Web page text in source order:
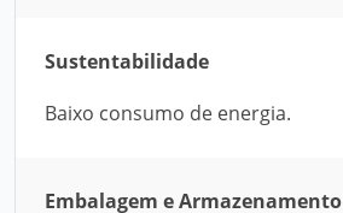
Sustentabilidade
Baixo consumo de energia.
Embalagem e Armazenamento